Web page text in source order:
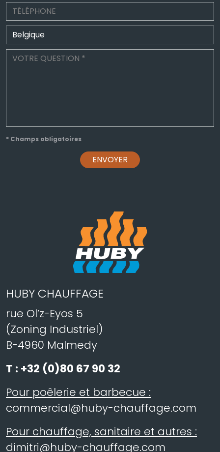
* Champs obligatoires
ENVOYER
HUBY CHAUFFAGE
rue Ol’z-Eyos 5
(Zoning Industriel)
B-4960 Malmedy
T : +32 (0)80 67 90 32
Pour poêlerie et barbecue :
commercial@huby-chauffage.com
Pour chauffage, sanitaire et autres :
dimitri@huby-chauffage.com